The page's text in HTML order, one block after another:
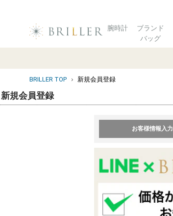
腕時計
ブランド
バッグ
BRILLER TOP 新規会員登録
新規会員登録
お客様情報入力